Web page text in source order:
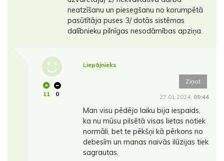
neatzīšanu un piesegšanu no korumpētā
pasūtītāja puses 3/ dotās sistēmas
dalībnieku pilnīgas nesodāmības apziņa.
11 0
Liepājnieks
Ziņot
27.01.2024. 09:44
Man visu pēdējo laiku bija iespaids,
ka nu mūsu pilsētā visas lietas notiek
normāli, bet te pēkšņi kā pērkons no
debesīm un manas naivās ilūzijas tiek
sagrautas.